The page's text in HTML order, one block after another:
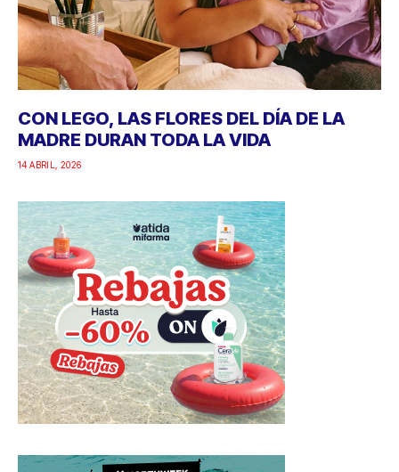
CON LEGO, LAS FLORES DEL DÍA DE LA
MADRE DURAN TODA LA VIDA
14 ABRIL, 2026